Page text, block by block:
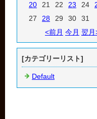
20
21 22 23 24
27
28 29 30
31
<前月 今月 翌月
[カテゴリーリスト]
Default